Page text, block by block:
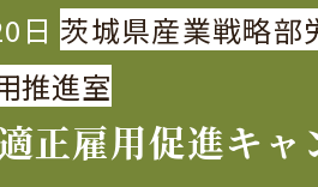
日 茨城県産業戦略部
推進室
正雇用促進キャ